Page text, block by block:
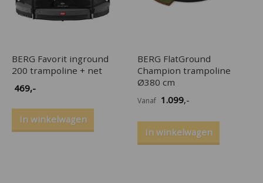
BERG Favorit inground
200 trampoline + net
469,-
In winkelwagen
BERG FlatGround
Champion trampoline
Ø380 cm
Vanaf 1.099,-
In winkelwagen